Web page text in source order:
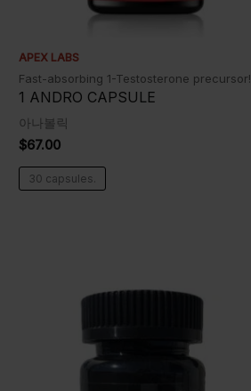
APEX LABS
Fast-absorbing 1-Testosterone precursor!
1 ANDRO CAPSULE
아나볼릭
$67.00
30 capsules.